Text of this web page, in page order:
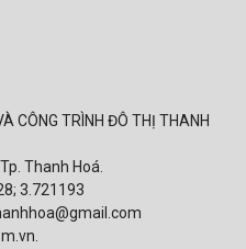
CÔNG TRÌNH ĐÔ THỊ THANH
Thanh Hoá.
3.721193